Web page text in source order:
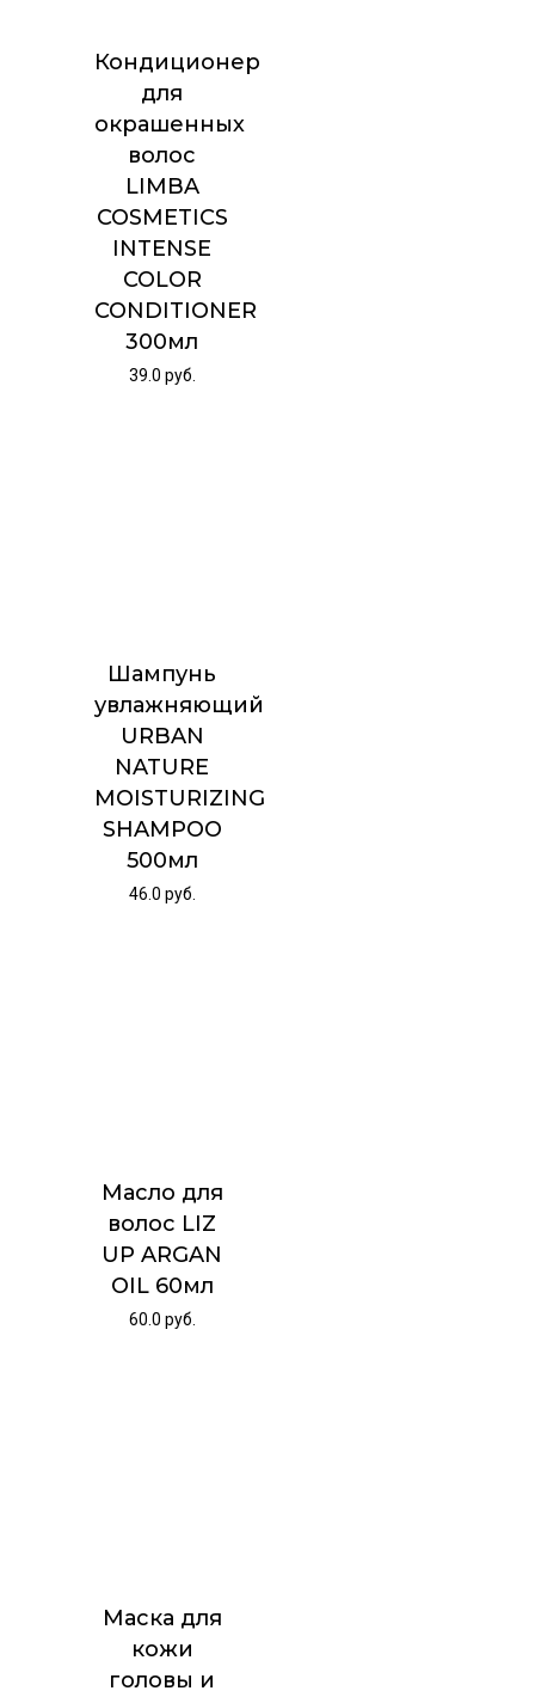
Кондиционер
для
окрашенных
волос
LIMBA
COSMETICS
INTENSE
COLOR
CONDITIONER
300мл
39.0 руб.
Шампунь
увлажняющий
URBAN
NATURE
MOISTURIZING
SHAMPOO
500мл
46.0 руб.
Масло для
волос LIZ
UP ARGAN
OIL 60мл
60.0 руб.
Маска для
кожи
головы и